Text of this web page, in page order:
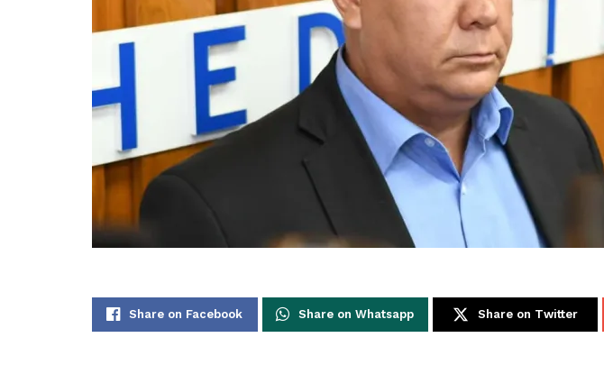
Share on Facebook Share on Whatsapp Share on Twitter